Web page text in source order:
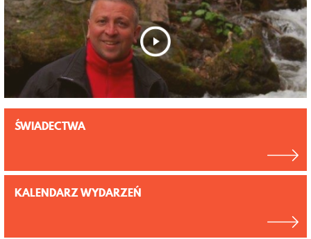
ŚWIADECTWA
KALENDARZ WYDARZEŃ